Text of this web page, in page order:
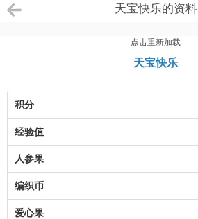
天宝快乐的资料
点击重新加载
天宝快乐
积分
经验值
人参果
编织币
爱心果